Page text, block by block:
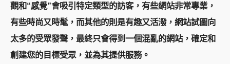
觀和“感覺”會吸引特定類型的訪客，有些網站非常專業，
有些時尚又時髦，而其他的則是有趣又活潑，網站試圖向
太多的受眾發聲，最終只會得到一個混亂的網站，確定和
創建您的目標受眾，並為其提供服務。